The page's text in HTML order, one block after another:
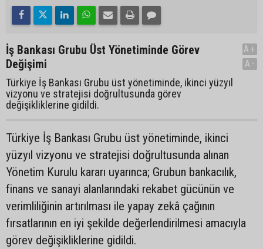
İş Bankası Grubu Üst Yönetiminde Görev
Değişimi
Türkiye İş Bankası Grubu üst yönetiminde, ikinci yüzyıl
vizyonu ve stratejisi doğrultusunda görev
değişikliklerine gidildi.
A+
A-
Türkiye İş Bankası Grubu üst yönetiminde, ikinci
yüzyıl vizyonu ve stratejisi doğrultusunda alınan
Yönetim Kurulu kararı uyarınca; Grubun bankacılık,
finans ve sanayi alanlarındaki rekabet gücünün ve
verimliliğinin artırılması ile yapay zekâ çağının
fırsatlarının en iyi şekilde değerlendirilmesi amacıyla
görev değişikliklerine gidildi.